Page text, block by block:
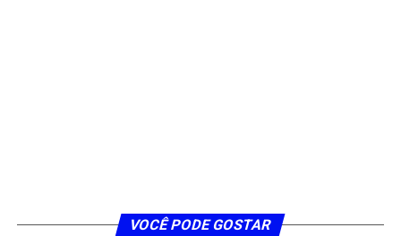
VOCÊ PODE GOSTAR